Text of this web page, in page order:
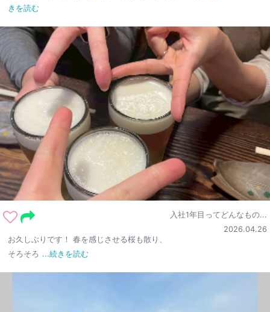
きを読む
入社1年目ってどんなもの...
2026.04.26
お久しぶりです！ 春を感じさせる桜も散り、
そろそろ ...続きを読む